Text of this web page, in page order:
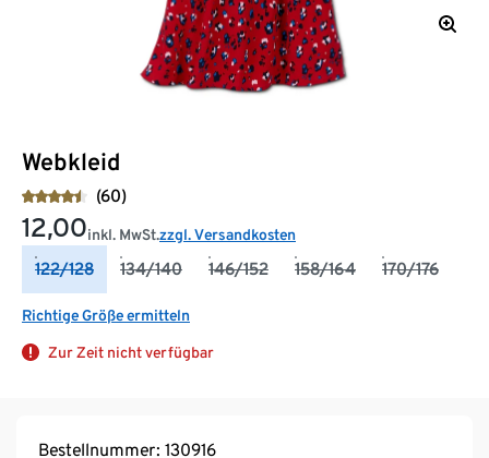
Webkleid
(60)
12,00inkl. MwSt.zzgl. Versandkosten
122/128 134/140 146/152 158/164 170/176
Richtige Größe ermitteln
Zur Zeit nicht verfügbar
Bestellnummer: 130916